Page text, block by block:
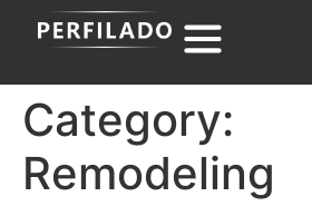
Category:
Remodeling